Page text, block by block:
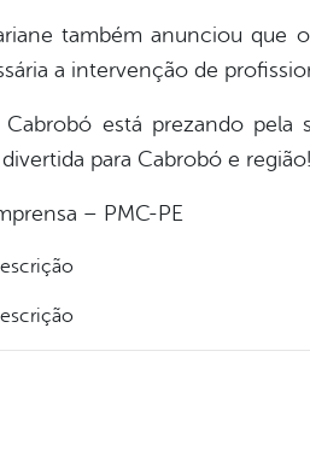
também anunciou que
a intervenção de
está prezando pela
para Cabrobó e região!
– PMC-PE